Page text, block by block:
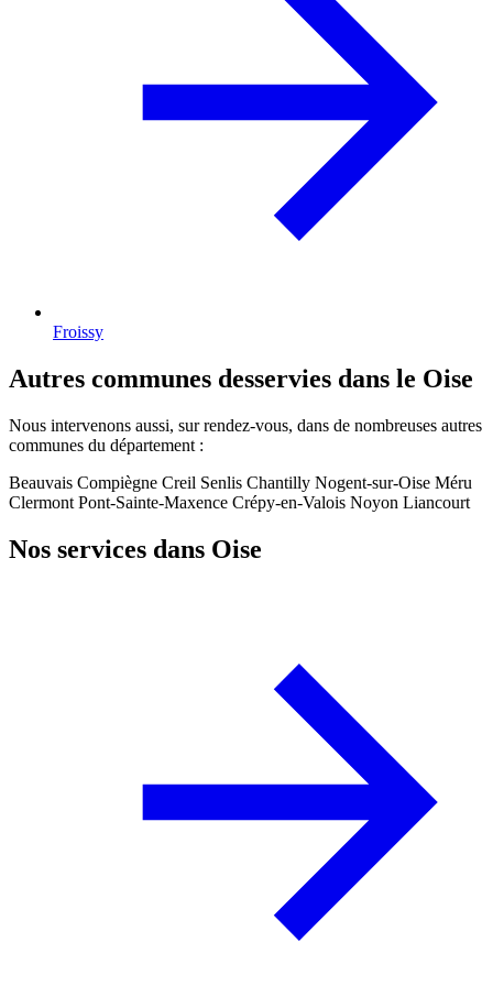
Froissy
Autres communes desservies dans le Oise
Nous intervenons aussi, sur rendez-vous, dans de nombreuses autres
communes du département :
Beauvais Compiègne Creil Senlis Chantilly Nogent-sur-Oise Méru
Clermont Pont-Sainte-Maxence Crépy-en-Valois Noyon Liancourt
Nos services dans Oise